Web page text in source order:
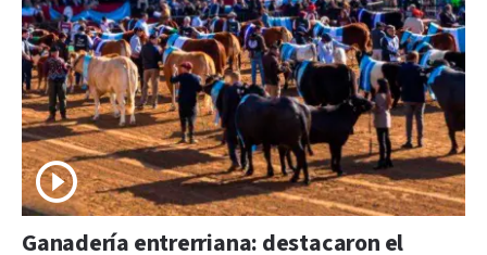
Ganadería entrerriana: destacaron el